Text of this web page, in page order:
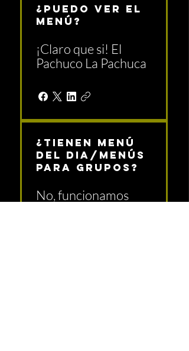
¿Puedo ver el
menú?
¡Claro que si! El
Pachuco La Pachuca
¿Tienen menú
del dia/menús
para grupos?
No, funcionamos